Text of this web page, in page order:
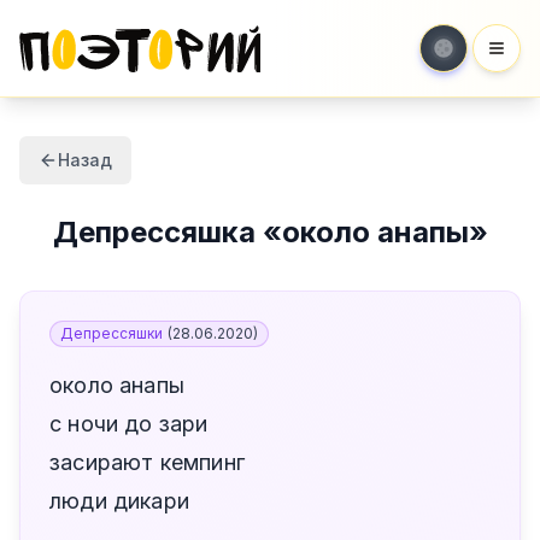
Назад
Депрессяшка «около анапы»
Депрессяшки (28.06.2020)
около анапы
с ночи до зари
засирают кемпинг
люди дикари